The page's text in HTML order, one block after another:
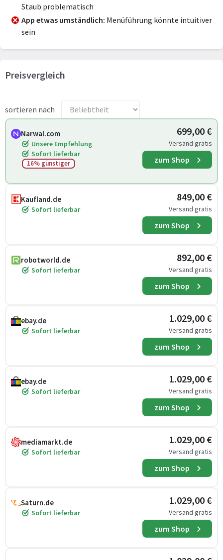
Staub problematisch
App etwas umständlich Menüführung könnte intuitiver
sein
Preisvergleich
sortieren nach
Narwal.com
Unsere Empfehlung
Sofort lieferbar
16% günstiger
699,00 €
Versand gratis
zum Shop
Kaufland.de
Sofort lieferbar
849,00 €
Versand gratis
zum Shop
robotworld.de
Sofort lieferbar
892,00 €
Versand gratis
zum Shop
ebay.de
Sofort lieferbar
1.029,00 €
Versand gratis
zum Shop
ebay.de
Sofort lieferbar
1.029,00 €
Versand gratis
zum Shop
mediamarkt.de
Sofort lieferbar
1.029,00 €
Versand gratis
zum Shop
Saturn.de
Sofort lieferbar
1.029,00 €
Versand gratis
zum Shop